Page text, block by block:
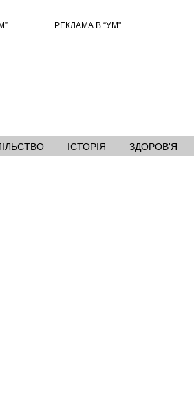
РЕКЛАМА В “УМ"
ІСТОРІЯ ЗДОРОВ'Я